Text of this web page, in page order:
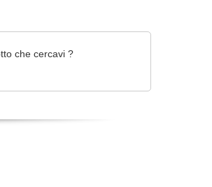
che cercavi ?